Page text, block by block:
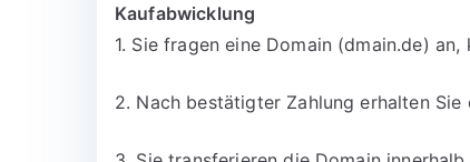
Kaufabwicklung
1. Sie fragen eine Domain (dmain.de)
2. Nach bestätigter Zahlung erhalten